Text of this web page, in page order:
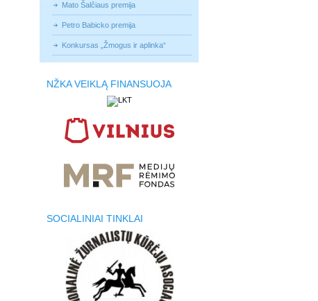
Mato Šalčiaus premija
Petro Babicko premija
Konkursas „Žmogus ir aplinka“
NŽKA VEIKLĄ FINANSUOJA
SOCIALINIAI TINKLAI